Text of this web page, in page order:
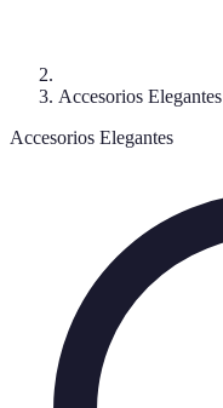
Accesorios Elegantes
Accesorios Elegantes